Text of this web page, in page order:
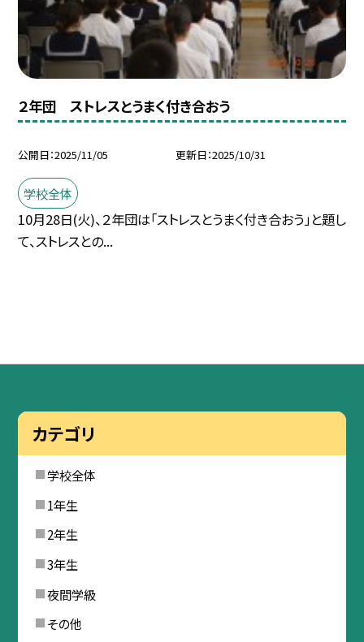
２年団 ストレスとうまく付き合おう
公開日 2025/11/05 更新日 2025/10/31
学校全体
10月28日(火)、２年団は「ストレスとうまく付き合おう」と題し
て、ストレスとの...
カテゴリ
学校全体
1年生
2年生
3年生
夜間学級
その他